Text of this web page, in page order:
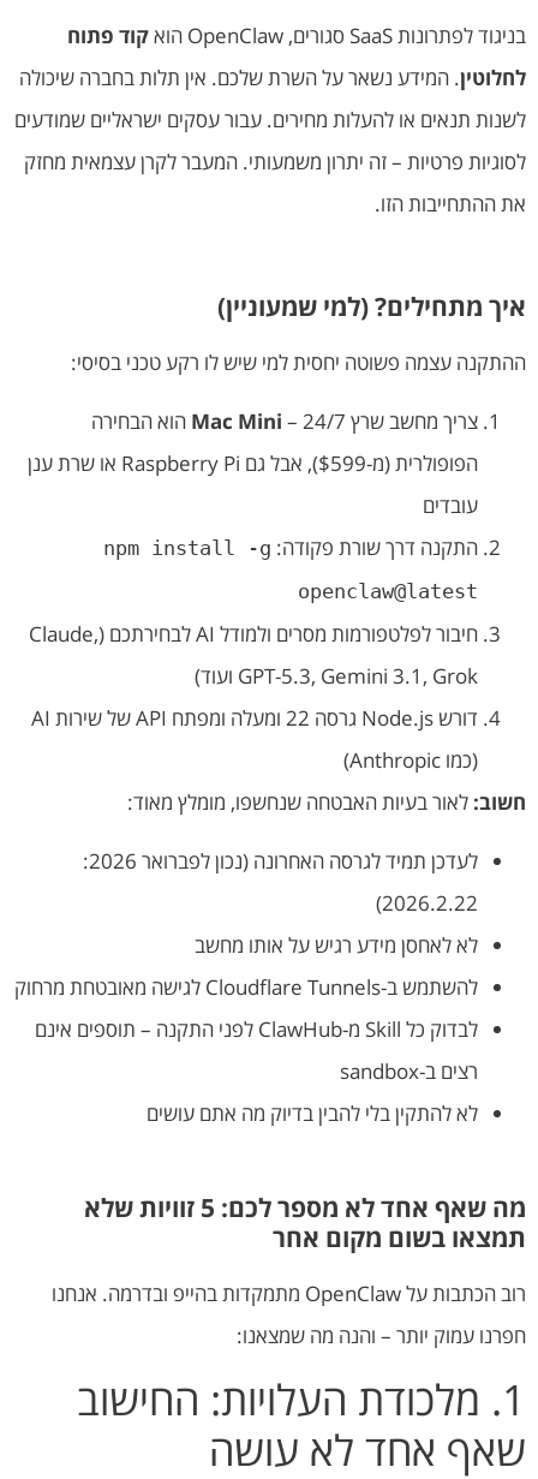
בניגוד לפתרונות SaaS סגורים, OpenClaw הוא
קוד פתוח
לחלוטין. המידע נשאר על השרת שלכם. אין תלות בחברה שיכולה
לשנות תנאים או להעלות מחירים. עבור עסקים ישראליים שמודעים
לסוגיות פרטיות – זה יתרון משמעותי. המעבר לקרן עצמאית מחזק
את ההתחייבות הזו.
איך מתחילים? (למי שמעוניין)
ההתקנה עצמה פשוטה יחסית למי שיש לו רקע טכני בסיסי:
צריך מחשב שרץ 24/7 – Mac Mini הוא הבחירה
הפופולרית (מ-$599), אבל גם Raspberry Pi או שרת ענן
עובדים
התקנה דרך שורת פקודה: npm install -g
openclaw@latest
חיבור לפלטפורמות מסרים ולמודל AI לבחירתכם (Claude,
GPT-5.3, Gemini 3.1, Grok ועוד)
דורש Node.js גרסה 22 ומעלה ומפתח API של שירות AI
(כמו Anthropic)
חשוב: לאור בעיות האבטחה שנחשפו, מומלץ מאוד:
לעדכן תמיד לגרסה האחרונה (נכון לפברואר 2026:
2026.2.22)
לא לאחסן מידע רגיש על אותו מחשב
להשתמש ב-Cloudflare Tunnels לגישה מאובטחת מרחוק
לבדוק כל Skill מ-ClawHub לפני התקנה – תוספים אינם
רצים ב-sandbox
לא להתקין בלי להבין בדיוק מה אתם עושים
מה שאף אחד לא מספר לכם: 5 זוויות שלא
תמצאו בשום מקום אחר
רוב הכתבות על OpenClaw מתמקדות בהייפ ובדרמה. אנחנו
חפרנו עמוק יותר – והנה מה שמצאנו:
1. מלכודת העלויות: החישוב
שאף אחד לא עושה